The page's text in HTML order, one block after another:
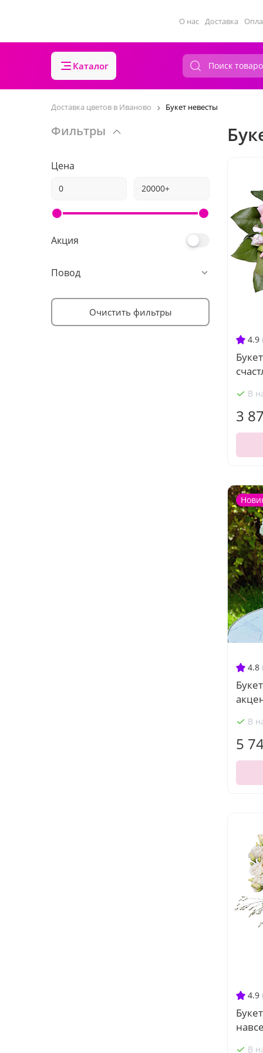
О нас Доставка
Каталог
Доставка цветов в Иваново Букет невесты
Фильтры
Цена
Акция
Повод
Очистить фильтры
4.9
В
3
4.8
В
5
4.9
В